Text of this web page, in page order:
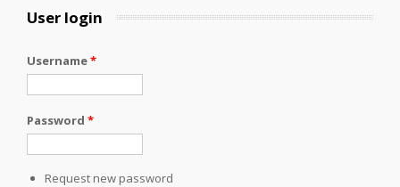
User login
Username*
Password *
Request new password